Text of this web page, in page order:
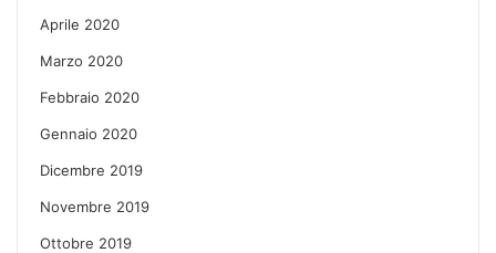
Aprile 2020
Marzo 2020
Febbraio 2020
Gennaio 2020
Dicembre 2019
Novembre 2019
Ottobre 2019